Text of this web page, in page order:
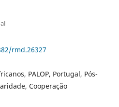
rmd.26327
PALOP, Portugal, Pós-
Cooperação